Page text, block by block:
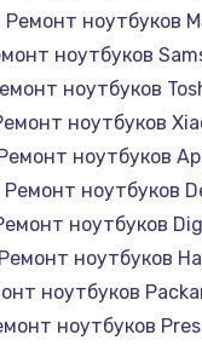
Ремонт ноутбуков
ноутбуков
ноутбуков
ноутбуков
ноутбуков
Ремонт ноутбуков
ноутбуков
Ремонт ноутбуков
ноутбуков
ноутбуков